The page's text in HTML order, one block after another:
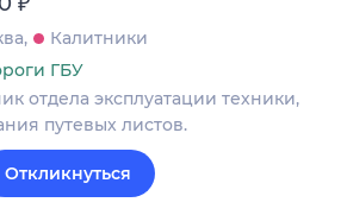
Калитники
ГБУ
отдела эксплуатации техники,
путевых листов.
Откликнуться